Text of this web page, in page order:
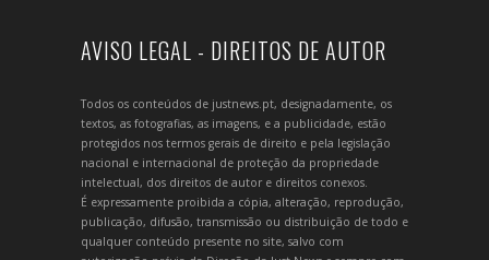
AVISO LEGAL - DIREITOS DE AUTOR
Todos os conteúdos de justnews.pt, designadamente, os
textos, as fotografias, as imagens, e a publicidade, estão
protegidos nos termos gerais de direito e pela legislação
nacional e internacional de proteção da propriedade
intelectual, dos direitos de autor e direitos conexos.
É expressamente proibida a cópia, alteração, reprodução,
publicação, difusão, transmissão ou distribuição de todo e
qualquer conteúdo presente no site, salvo com